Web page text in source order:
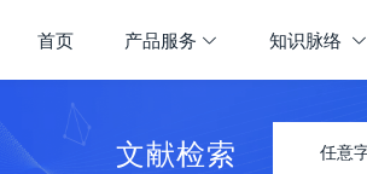
首页 产品服务 知识脉络
文献检索 任意